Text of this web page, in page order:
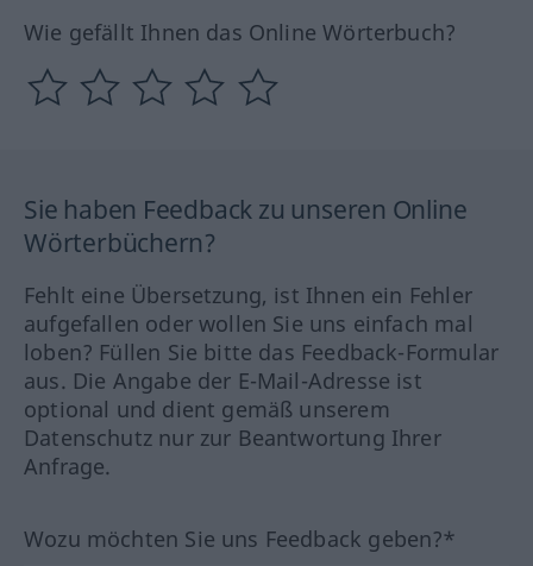
Wie gefällt Ihnen das Online Wörterbuch?
Sie haben Feedback zu unseren Online
Wörterbüchern?
Fehlt eine Übersetzung, ist Ihnen ein Fehler
aufgefallen oder wollen Sie uns einfach mal
loben? Füllen Sie bitte das Feedback-Formular
aus. Die Angabe der E-Mail-Adresse ist
optional und dient gemäß unserem
Datenschutz nur zur Beantwortung Ihrer
Anfrage.
Wozu möchten Sie uns Feedback geben?*